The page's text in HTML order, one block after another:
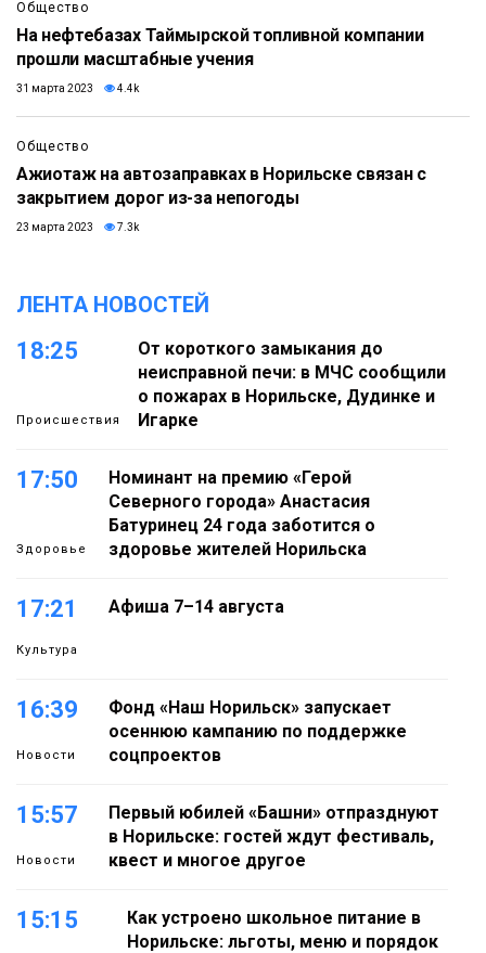
Общество
На нефтебазах Таймырской топливной компании
прошли масштабные учения
31 марта 2023 4.4k
Общество
Ажиотаж на автозаправках в Норильске связан с
закрытием дорог из-за непогоды
23 марта 2023 7.3k
ЛЕНТА НОВОСТЕЙ
18:25
Происшествия
От короткого замыкания до
неисправной печи: в МЧС сообщили
о пожарах в Норильске, Дудинке и
Игарке
17:50
Здоровье
Номинант на премию «Герой
Северного города» Анастасия
Батуринец 24 года заботится о
здоровье жителей Норильска
17:21
Культура
Афиша 7–14 августа
16:39
Новости
Фонд «Наш Норильск» запускает
осеннюю кампанию по поддержке
соцпроектов
15:57
Новости
Первый юбилей «Башни» отпразднуют
в Норильске: гостей ждут фестиваль,
квест и многое другое
15:15
Как устроено школьное питание в
Норильске: льготы, меню и порядок